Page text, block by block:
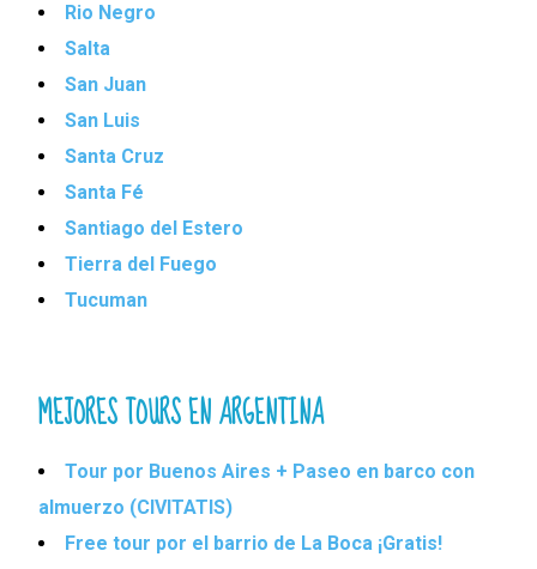
Rio Negro
Salta
San Juan
San Luis
Santa Cruz
Santa Fé
Santiago del Estero
Tierra del Fuego
Tucuman
MEJORES TOURS EN ARGENTINA
Tour por Buenos Aires + Paseo en barco con
almuerzo (CIVITATIS)
Free tour por el barrio de La Boca ¡Gratis!